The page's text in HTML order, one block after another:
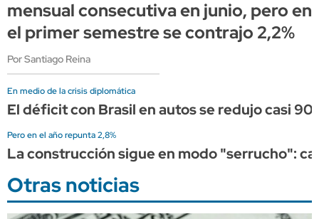
mensual consecutiva en junio, pero en
el primer semestre se contrajo 2,2%
Por Santiago Reina
En medio de la crisis diplomática
El déficit con Brasil en autos se redujo casi
Pero en el año repunta 2,8%
La construcción sigue en modo "serrucho":
Otras noticias